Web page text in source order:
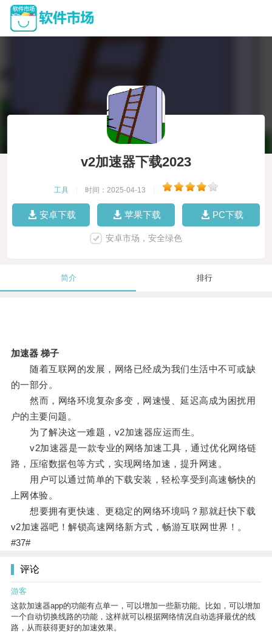
v2加速器下载2023
工具 时间：2025-04-13
安卓下载 苹果下载 PC下载
安卓市场，安全绿色
简介 排行
加速器 梯子
随着互联网的发展，网络已经成为我们生活中不可或缺
的一部分。
然而，网络环境复杂多变，网速慢、延迟高成为困扰用
户的主要问题。
为了解决这一难题，v2加速器应运而生。
v2加速器是一款专业的网络加速工具，通过优化网络链
路，压缩数据包等方式，实现网络加速，提升网速。
用户可以通过简单的下载安装，轻松享受到高速畅快的
上网体验。
想要拥有更快速、更稳定的网络环境吗？那就赶快下载
v2加速器吧！解锁高速网络新方式，畅游互联网世界！。
#37#
评论
游客
这款加速器app的功能有点单一，可以增加一些新功能。比如，可以增加
一个自动切换线路的功能，这样就可以根据网络情况自动选择最优的线
路，从而获得更好的加速效果。